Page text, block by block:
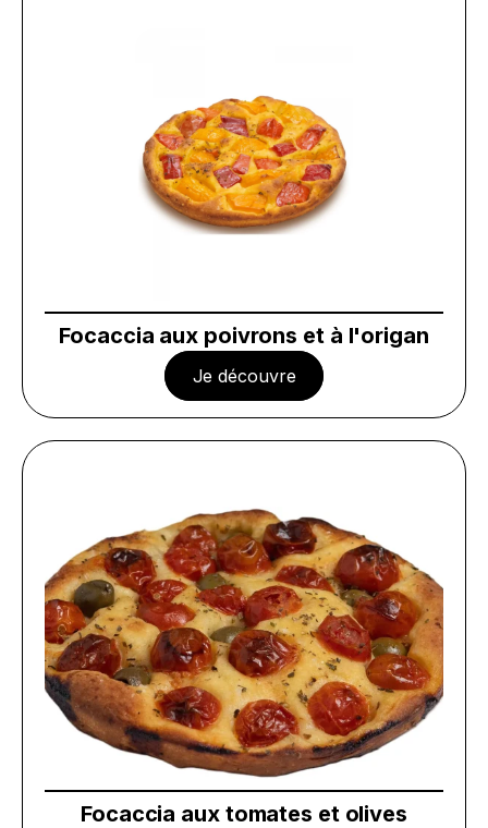
Focaccia aux poivrons et à l'origan
Je découvre
Focaccia aux tomates et olives